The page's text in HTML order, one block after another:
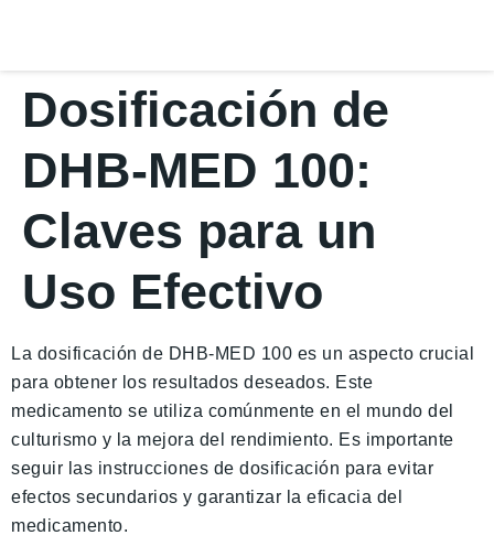
Dosificación de
DHB-MED 100:
Claves para un
Uso Efectivo
La dosificación de DHB-MED 100 es un aspecto crucial
para obtener los resultados deseados. Este
medicamento se utiliza comúnmente en el mundo del
culturismo y la mejora del rendimiento. Es importante
seguir las instrucciones de dosificación para evitar
efectos secundarios y garantizar la eficacia del
medicamento.